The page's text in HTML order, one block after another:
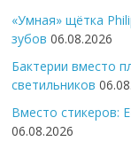
«Умная» щётка
зубов 06.08.2026
Бактерии вместо
светильников
Вместо стикеров:
06.08.2026